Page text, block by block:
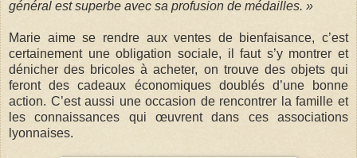
général est superbe avec sa profusion de médailles. »
Marie aime se rendre aux ventes de bienfaisance, c’est
certainement une obligation sociale, il faut s’y montrer et
dénicher des bricoles à acheter, on trouve des objets qui
feront des cadeaux économiques doublés d’une bonne
action. C’est aussi une occasion de rencontrer la famille et
les connaissances qui œuvrent dans ces associations
lyonnaises.